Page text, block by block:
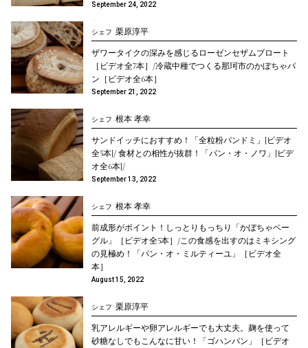
September 24, 2022
シェフ 栗原淳平
ザワータイクの深みを感じるローゼンセザムブロート
［ビデオ全7本］/冷蔵中種でつくる那珂市のかぼちゃパ
ン［ビデオ全6本］
September 21, 2022
シェフ 根本 孝幸
サンドイッチにおすすめ！「全粒粉パンドミ」[ビデオ
全5本]/ 食材との相性が抜群！「パン・オ・ノワ」[ビデ
オ全6本]/
September 13, 2022
シェフ 根本 孝幸
前成形がポイント！しっとりもっちり「かぼちゃベー
グル」［ビデオ全5本］/この食感を出すのはミキシング
の見極め！「パン・オ・ミルティーユ」［ビデオ全
本］
August 15, 2022
シェフ 栗原淳平
乳アレルギーや卵アレルギーでも大丈夫。麹を使って
砂糖なしでもこんなに甘い！「ゴハンパン」［ビデオ